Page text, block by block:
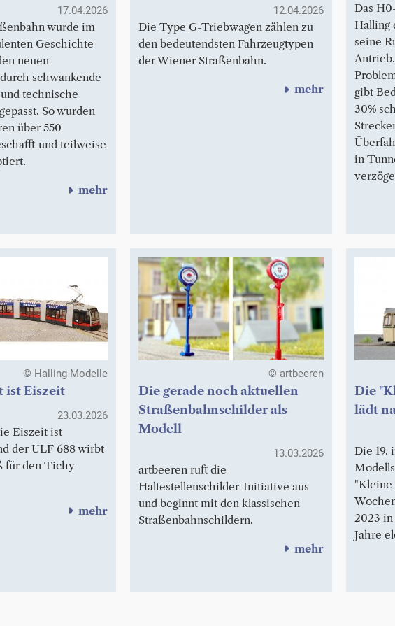
17.04.2026
wurde im
Geschichte
neuen
schwankende
technische
So wurden
über 550
und teilweise
mehr
12.04.2026
Die Type G-Triebwagen zählen zu
den bedeutendsten Fahrzeugtypen
der Wiener Straßenbahn.
mehr
Das
Halling
seine
gibt
30%
in
© Halling Modelle
ist Eiszeit
23.03.2026
Eiszeit ist
der ULF 688 wirbt
für den Tichy
mehr
© artbeeren
Die gerade noch aktuellen
Straßenbahnschilder als
Modell
13.03.2026
artbeeren ruft die
Haltestellenschilder-Initiative aus
und beginnt mit den klassischen
Straßenbahnschildern.
mehr
Die
lädt
Die 19.
"Kleine
2023 in
Jahre